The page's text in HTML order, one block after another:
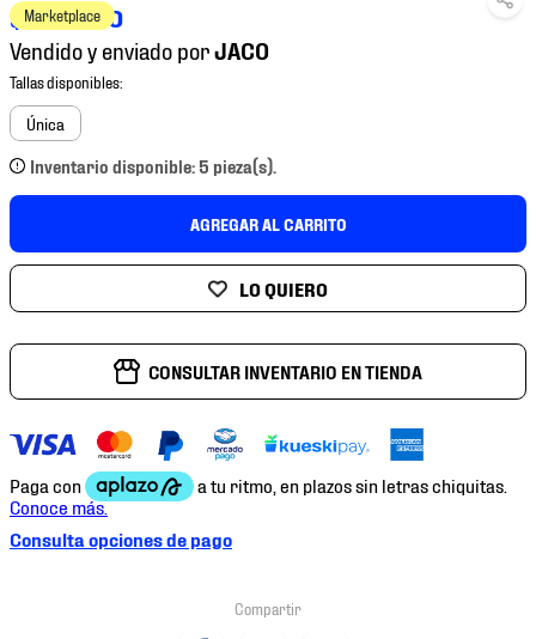
Marketplace
$ 2099.00
Vendido y enviado por
Única
Inventario disponible: 5 pieza(s).
AGREGAR AL CARRITO
CONSULTAR INVENTARIO EN TIENDA
Consulta opciones de pago
2.
tenis hombre
3.
tenis
4.
jersey
5.
tenis futbol
8.
mochilas
9.
tenis niño
10. tenis nike